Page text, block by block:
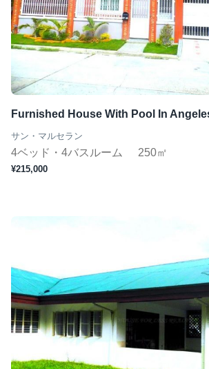
Furnished House With Pool In
サン・マルセラン
4ベッド・4バスルーム 250㎡
¥215,000